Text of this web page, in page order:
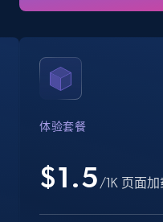
Crunchbase
Name, URL, ID, Cb
体验套餐
$1.5 /1K 页面加